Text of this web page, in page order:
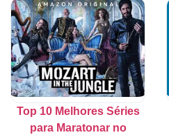
Top 10 Melhores Séries
para Maratonar no